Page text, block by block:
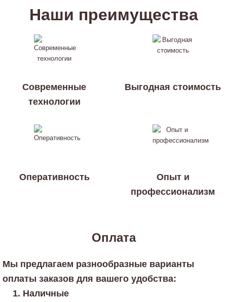
Наши преимущества
Современные
технологии
Выгодная стоимость
Оперативность
Опыт и
профессионализм
Оплата
Мы предлагаем разнообразные варианты
оплаты заказов для вашего удобства:
Наличные